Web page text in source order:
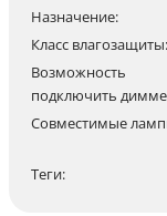
Назначение:
Класс влагозащиты:
Возможность
подключить
Совместимые
Теги: